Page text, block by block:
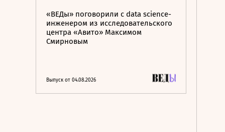
«ВЕДы» поговорили с data science-
инженером из исследовательского
центра «Авито» Максимом
Смирновым
Выпуск от 04.08.2026